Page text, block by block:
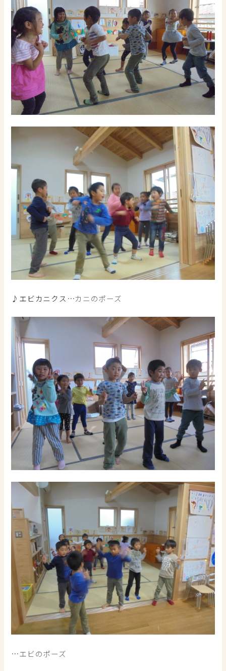
♪ エビカニクス …カニのポーズ
…エビのポーズ